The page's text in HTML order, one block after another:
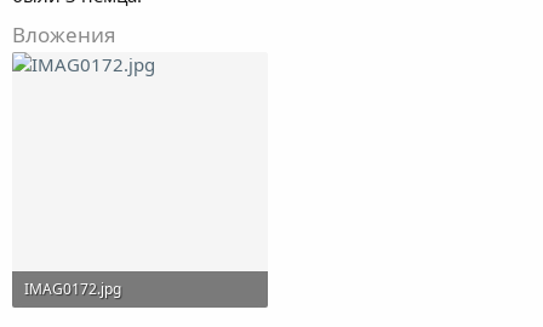
Вложения
IMAG0172.jpg